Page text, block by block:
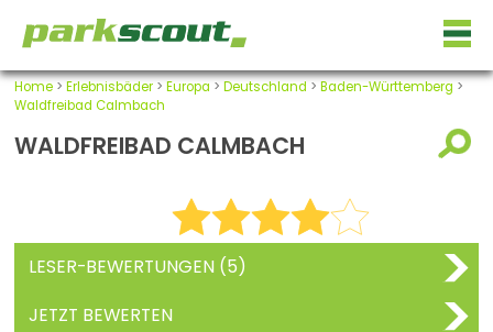
Home> Erlebnisbäder> Europa > Deutschland > Baden-Württemberg >
Waldfreibad Calmbach
WALDFREIBAD CALMBACH
LESER-BEWERTUNGEN (5)
JETZT BEWERTEN